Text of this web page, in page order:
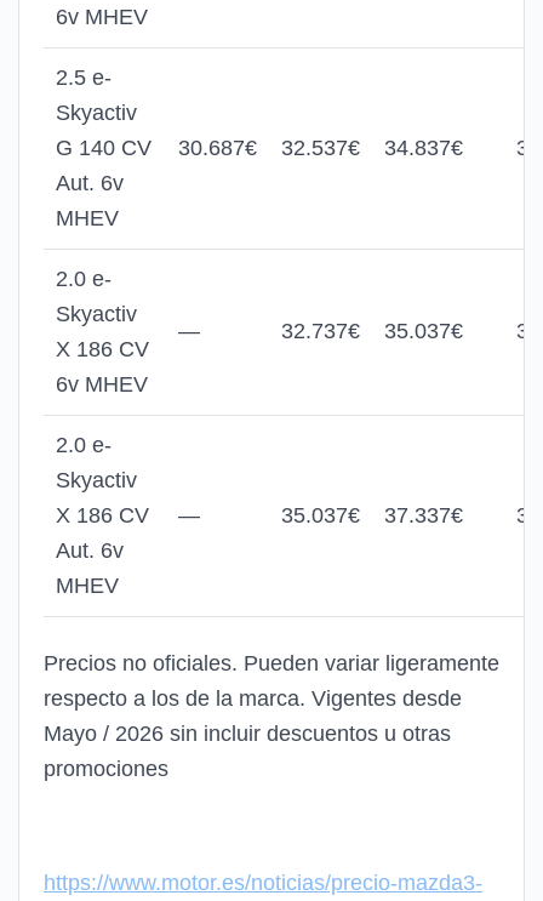
6v MHEV
2.5 e-
Skyactiv
G 140 CV
Aut. 6v
MHEV
30.687€ 32.537€ 34.837€
2.0 e-
Skyactiv
X 186 CV
6v MHEV
— 32.737€ 35.037€
2.0 e-
Skyactiv
X 186 CV
Aut. 6v
MHEV
— 35.037€ 37.337€
Precios no oficiales. Pueden variar ligeramente
respecto a los de la marca. Vigentes desde
Mayo / 2026 sin incluir descuentos u otras
promociones
https://www.motor.es/noticias/precio-mazda3-